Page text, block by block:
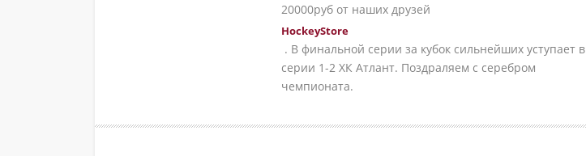
20000руб от наших друзей
HockeyStore
. В финальной серии за кубок сильнейших уступает в
серии 1-2 ХК Атлант. Поздраляем с серебром
чемпионата.